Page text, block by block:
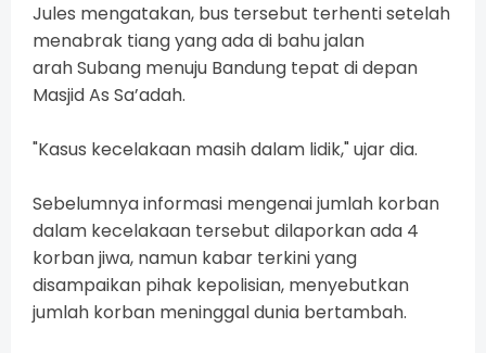
Jules mengatakan, bus tersebut terhenti setelah
menabrak tiang yang ada di bahu jalan
arah Subang menuju Bandung tepat di depan
Masjid As Sa’adah.
"Kasus kecelakaan masih dalam lidik," ujar dia.
Sebelumnya informasi mengenai jumlah korban
dalam kecelakaan tersebut dilaporkan ada 4
korban jiwa, namun kabar terkini yang
disampaikan pihak kepolisian, menyebutkan
jumlah korban meninggal dunia bertambah.